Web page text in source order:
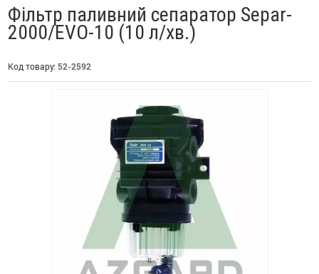
Фільтр паливний сепаратор Separ-
2000/EVO-10 (10 л/хв.)
Код товару: 52-2592